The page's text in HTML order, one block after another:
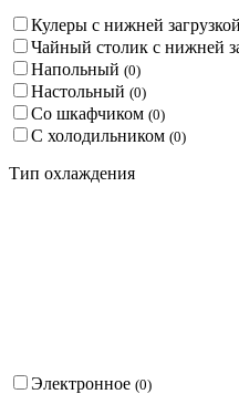
Кулеры с нижней
Чайный столик с нижней
Напольный (0)
Настольный (0)
Со шкафчиком (0)
С холодильником (0)
Тип охлаждения
Электронное (0)